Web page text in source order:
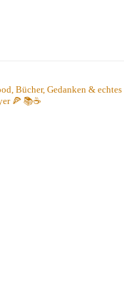
Bücher, Gedanken & echtes
🍕 📚☕️